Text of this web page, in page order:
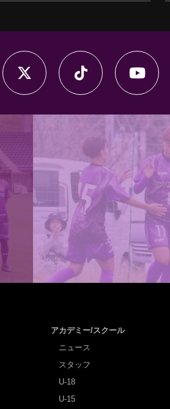
アカデミー/スクール
ニュース
スタッフ
U-18
U-15